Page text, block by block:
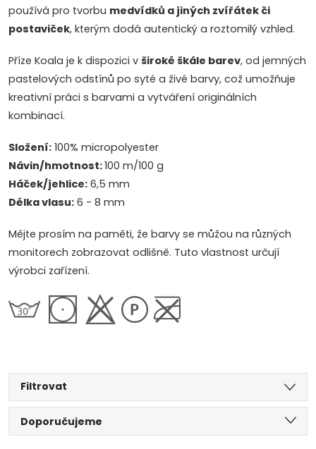
používá pro tvorbu medvídků a jiných zvířátek či
postaviček, kterým dodá autentický a roztomilý vzhled.
Příze Koala je k dispozici v široké škále barev, od jemných
pastelových odstínů po syté a živé barvy, což umožňuje
kreativní práci s barvami a vytváření originálních
kombinací.
Složení: 100% micropolyester
Návin/hmotnost:100 m/100 g
Háček/jehlice: 6,5 mm
Délka vlasu: 6 - 8 mm
Mějte prosím na paměti, že barvy se můžou na různých
monitorech zobrazovat odlišně. Tuto vlastnost určují
výrobci zařízení.
Filtrovat
Ř
Doporučujeme